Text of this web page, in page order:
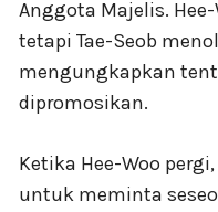
Anggota Majelis.
tetapi Tae-Seob
mengungkapkan
dipromosikan.
Ketika Hee-Woo
untuk meminta